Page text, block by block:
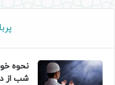
نحوه
شب از